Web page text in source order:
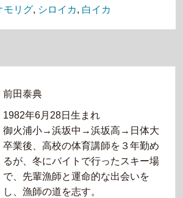
モリグ, シロイカ, 白イカ
前田泰典
1982年6月28日生まれ
御火浦小→浜坂中→浜坂高→日体大
卒業後、高校の体育講師を３年勤め
るが、冬にバイトで行ったスキー場
で、先輩漁師と運命的な出会いを
し、漁師の道を志す。